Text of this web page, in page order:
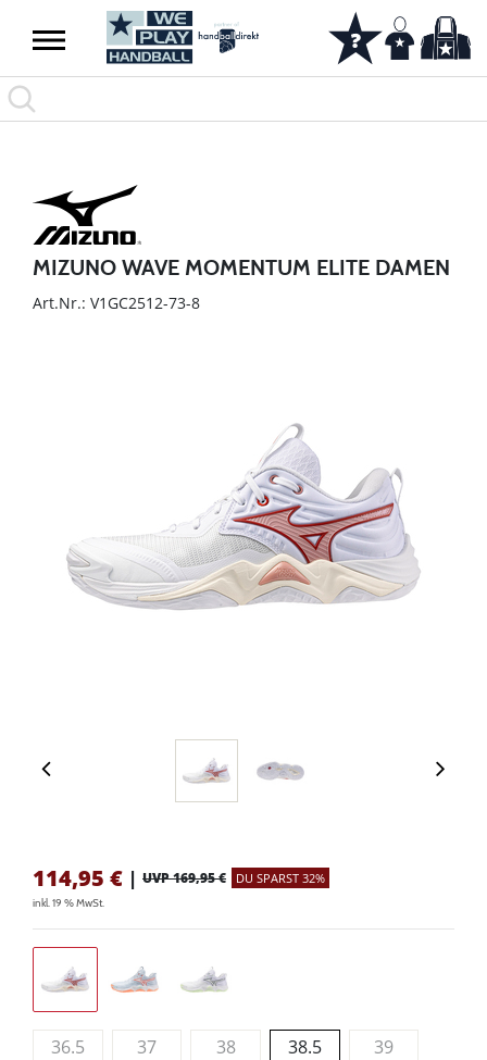
MIZUNO WAVE MOMENTUM ELITE DAMEN
Art.Nr.: V1GC2512-73-8
114,95 € | UVP 169,95 € DU SPARST 32%
inkl. 19 % MwSt.
36.5 37 38 38.5
39